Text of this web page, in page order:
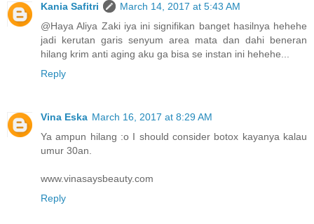
Kania Safitri
March 14, 2017 at 5:43 AM
@Haya Aliya Zaki iya ini signifikan banget hasilnya hehehe
jadi kerutan garis senyum area mata dan dahi beneran
hilang krim anti aging aku ga bisa se instan ini hehehe...
Reply
Vina Eska March 16, 2017 at 8:29 AM
Ya ampun hilang :o I should consider botox kayanya kalau
umur 30an.
www.vinasaysbeauty.com
Reply